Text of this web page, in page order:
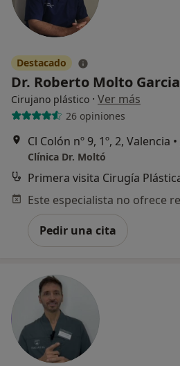
Destacado
Dr. Roberto Molto Garcia
Cirujano plástico · Ver más
26 opiniones
Cl Colón nº 9, 1º, 2, Valencia •
Clínica Dr. Moltó
Pedir una cita